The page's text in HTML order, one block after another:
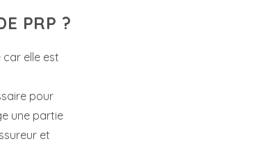
PRP ?
elle est
pour
une partie
et